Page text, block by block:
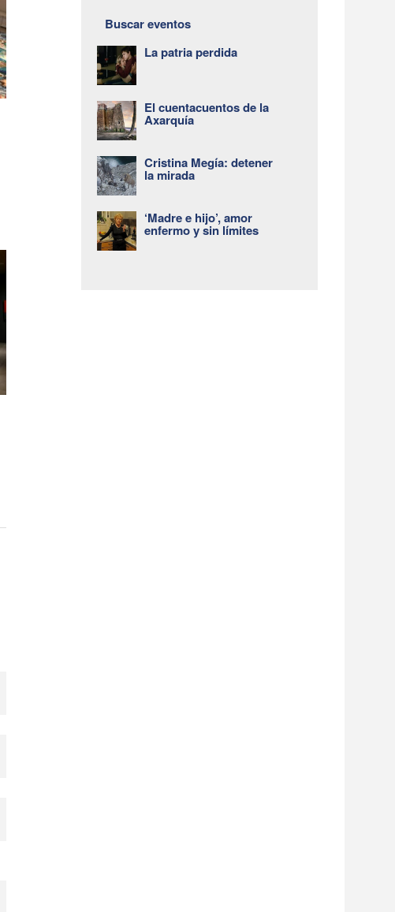
Buscar eventos
La patria perdida
El cuentacuentos de la
Axarquía
Cristina Megía: detener
la mirada
‘Madre e hijo’, amor
enfermo y sin límites